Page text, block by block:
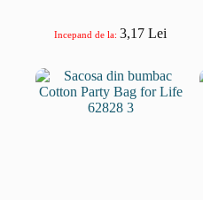
Incepand de la:3,17Lei